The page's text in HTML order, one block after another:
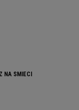
NA SMIECI